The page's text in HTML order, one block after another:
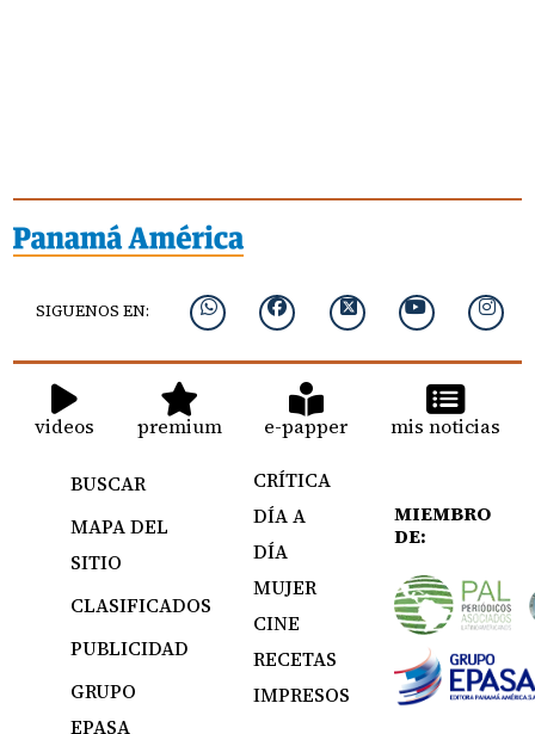
SIGUENOS EN:
videos premium e-papper mis noticias
BUSCAR
MAPA DEL
SITIO
CLASIFICADOS
PUBLICIDAD
GRUPO
EPASA
CRÍTICA
DÍA A
DÍA
MUJER
CINE
RECETAS
IMPRESOS
MIEMBRO
DE: